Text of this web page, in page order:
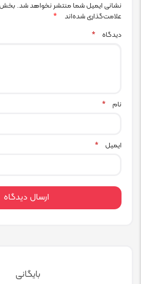
نشانی ایمیل شما منتشر نخواهد شد.
علامت‌گذاری شده‌اند
*
دیدگاه
*
نام *
ایمیل *
بایگانی